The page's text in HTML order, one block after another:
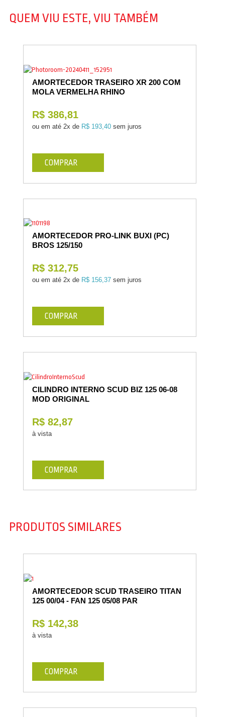
QUEM VIU ESTE, VIU TAMBÉM
AMORTECEDOR TRASEIRO XR 200 COM
MOLA VERMELHA RHINO
R$ 386,81
ou em até 2x de R$ 193,40 sem juros
COMPRAR
AMORTECEDOR PRO-LINK BUXI (PC)
BROS 125/150
R$ 312,75
ou em até 2x de R$ 156,37 sem juros
COMPRAR
CILINDRO INTERNO SCUD BIZ 125 06-08
MOD ORIGINAL
R$ 82,87
à vista
COMPRAR
PRODUTOS SIMILARES
AMORTECEDOR SCUD TRASEIRO TITAN
125 00/04 - FAN 125 05/08 PAR
R$ 142,38
à vista
COMPRAR